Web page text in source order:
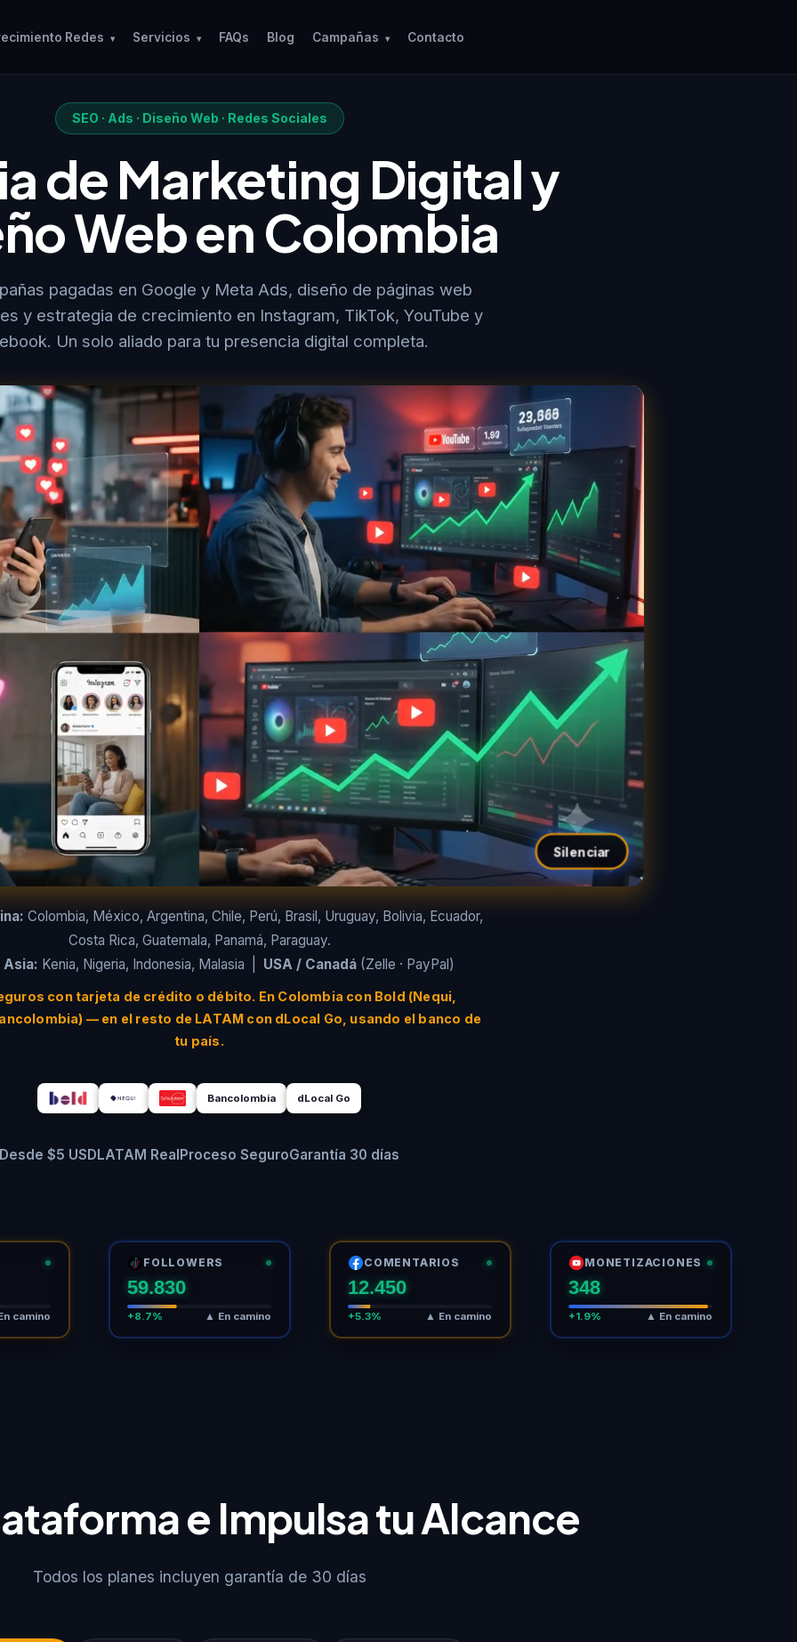
Redes ▾ Servicios ▾ FAQs Blog Campañas ▾ Contacto
SEO · Ads · Diseño Web · Redes Sociales
de Marketing Digital y
Web en Colombia
pagadas en Google y Meta Ads, diseño de páginas web
y estrategia de crecimiento en Instagram, TikTok, YouTube y
Un solo aliado para tu presencia digital completa.
Silenciar
Colombia, México, Argentina, Chile, Perú, Brasil, Uruguay, Bolivia, Ecuador,
Costa Rica, Guatemala, Panamá, Paraguay.
Kenia, Nigeria, Indonesia, Malasia | USA / Canadá (Zelle · PayPal)
con tarjeta de crédito o débito. En Colombia con Bold (Nequi,
— en el resto de LATAM con dLocal Go, usando el banco de
tu país.
Bancolombia dLocal Go
Desde $5 USDLATAM RealProceso SeguroGarantía 30 días
camino
FOLLOWERS
59.830
+8.7% ▲ En camino
COMENTARIOS
12.450
+5.3% ▲ En camino
MONETIZACIONES
348
+1.9% ▲ En camino
e Impulsa tu Alcance
Todos los planes incluyen garantía de 30 días